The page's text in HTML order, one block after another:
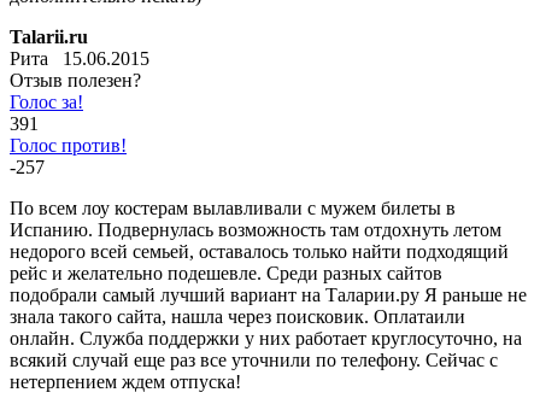
Talarii.ru
Рита 15.06.2015
Отзыв полезен?
Голос за!
391
Голос против!
-257
По всем лоу костерам вылавливали с мужем билеты в
Испанию. Подвернулась возможность там отдохнуть летом
недорого всей семьей, оставалось только найти подходящий
рейс и желательно подешевле. Среди разных сайтов
подобрали самый лучший вариант на Таларии.ру Я раньше не
знала такого сайта, нашла через поисковик. Оплатаили
онлайн. Служба поддержки у них работает круглосуточно, на
всякий случай еще раз все уточнили по телефону. Сейчас с
нетерпением ждем отпуска!